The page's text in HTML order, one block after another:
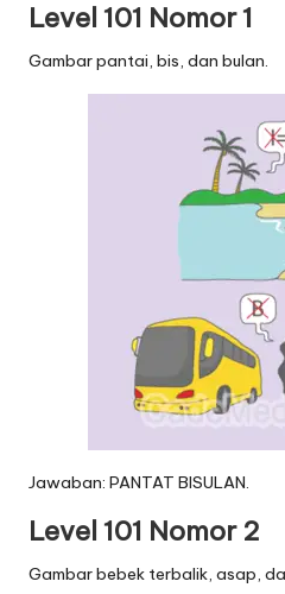
Level 101 Nomor 1
Gambar pantai, bis, dan bulan.
Jawaban: PANTAT BISULAN.
Level 101 Nomor 2
Gambar bebek terbalik, asap,